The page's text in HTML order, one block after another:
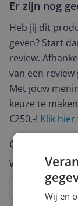
Er zijn nog
Heb jij dit
geven? Start
review.
van een
Met jouw
keuze te
€250,-! Klik
Cijfer
Welk cijfer
2
Wij en